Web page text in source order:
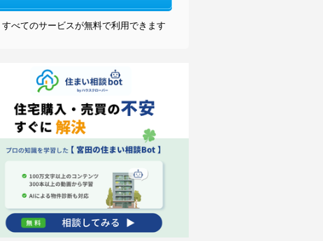
すべてのサービスが無料で利用できます